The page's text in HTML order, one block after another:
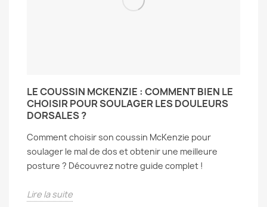
LE COUSSIN MCKENZIE : COMMENT BIEN LE
CHOISIR POUR SOULAGER LES DOULEURS
DORSALES ?
Comment choisir son coussin McKenzie pour
soulager le mal de dos et obtenir une meilleure
posture ? Découvrez notre guide complet !
Lire la suite